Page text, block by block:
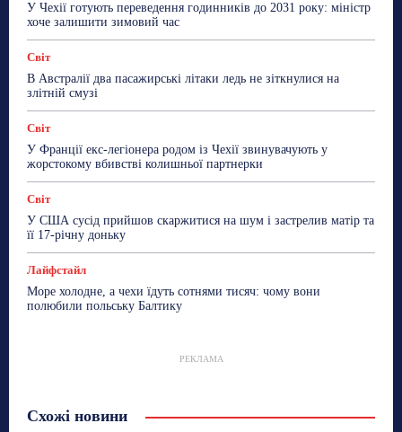
У Чехії готують переведення годинників до 2031 року: міністр
хоче залишити зимовий час
Світ
В Австралії два пасажирські літаки ледь не зіткнулися на
злітній смузі
Світ
У Франції екс-легіонера родом із Чехії звинувачують у
жорстокому вбивстві колишньої партнерки
Світ
У США сусід прийшов скаржитися на шум і застрелив матір та
її 17-річну доньку
Лайфстайл
Море холодне, а чехи їдуть сотнями тисяч: чому вони
полюбили польську Балтику
РЕКЛАМА
Схожі новини